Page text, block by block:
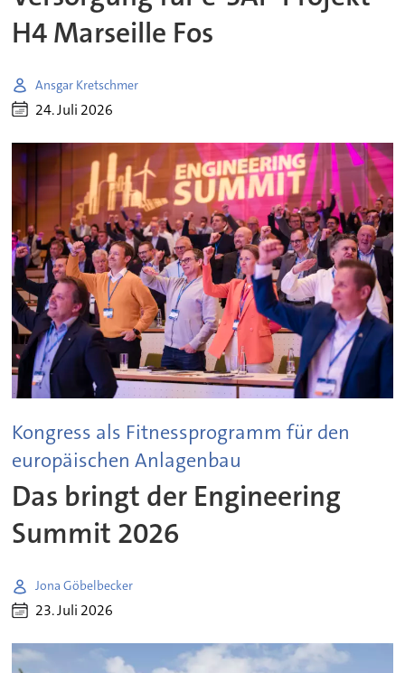
H4 Marseille Fos
Ansgar Kretschmer
24. Juli 2026
Kongress als Fitnessprogramm für den
europäischen Anlagenbau
Das bringt der Engineering
Summit 2026
Jona Göbelbecker
23. Juli 2026